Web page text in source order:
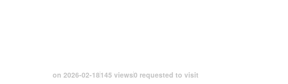
on 2026-02-18145 views0 requested to visit